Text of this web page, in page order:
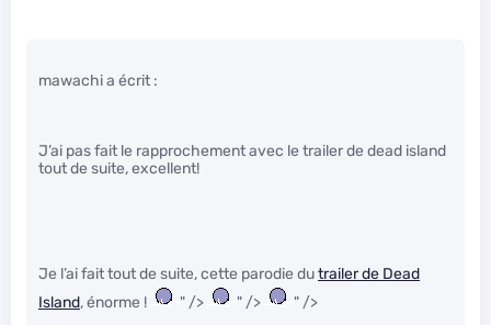
mawachi a écrit :
J’ai pas fait le rapprochement avec le trailer de dead island
tout de suite, excellent!
Je l’ai fait tout de suite, cette parodie dutrailer de Dead
Island, énorme ! " /> " /> " />